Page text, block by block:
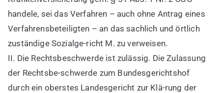
handele, sei das Verfahren – auch ohne Antrag eines
Verfahrensbeteiligten – an das sachlich und örtlich
zuständige Sozialge-richt M. zu verweisen.
II. Die Rechtsbeschwerde ist zulässig. Die Zulassung
der Rechtsbe-schwerde zum Bundesgerichtshof
durch ein oberstes Landesgericht zur Klä-rung der